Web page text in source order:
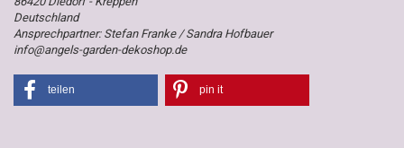
Deutschland
Ansprechpartner: Stefan Franke / Sandra Hofbauer
info@angels-garden-dekoshop.de
teilen pin it